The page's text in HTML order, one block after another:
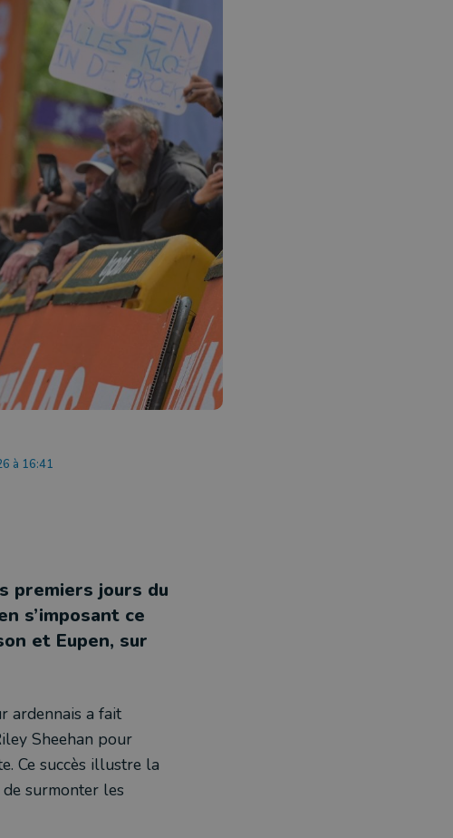
à 16:41
premiers jours du
s’imposant ce
et Eupen, sur
ardennais a fait
Sheehan pour
Ce succès illustre la
surmonter les